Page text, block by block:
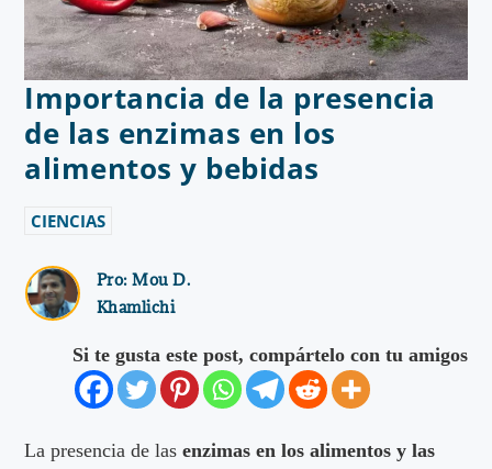
Importancia de la presencia
de las enzimas en los
alimentos y bebidas
CIENCIAS
Pro:Mou D.
Khamlichi
Si te gusta este post, compártelo con tu amigos
La presencia de lasenzimas en los alimentos y las